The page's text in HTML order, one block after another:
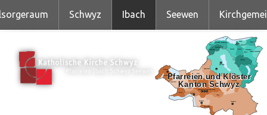
Schwyz Ibach Seewen